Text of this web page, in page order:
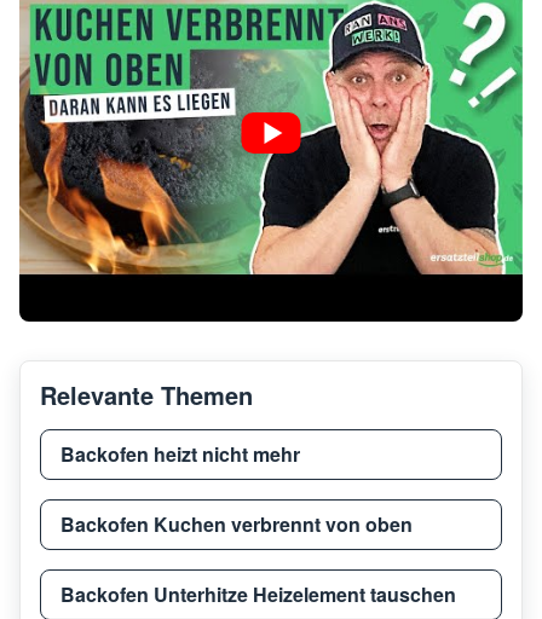
Thermador
Thermador
Thermador
Thermador
Thermador
Thermador
Relevante Themen
Backofen heizt nicht mehr
Backofen Kuchen verbrennt von oben
Backofen Unterhitze Heizelement tauschen